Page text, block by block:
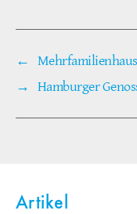
←
→ Hamburger
Artikel